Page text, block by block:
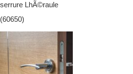
serrure LhÃ©raule
(60650)